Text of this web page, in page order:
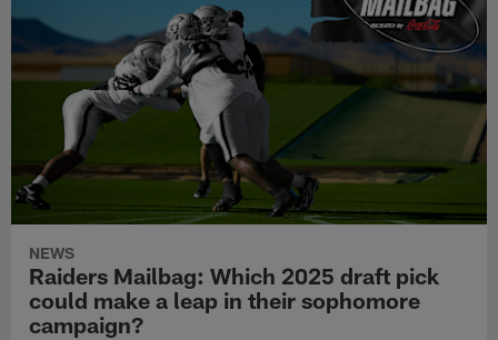
NEWS
Raiders Mailbag: Which 2025 draft pick
could make a leap in their sophomore
campaign?